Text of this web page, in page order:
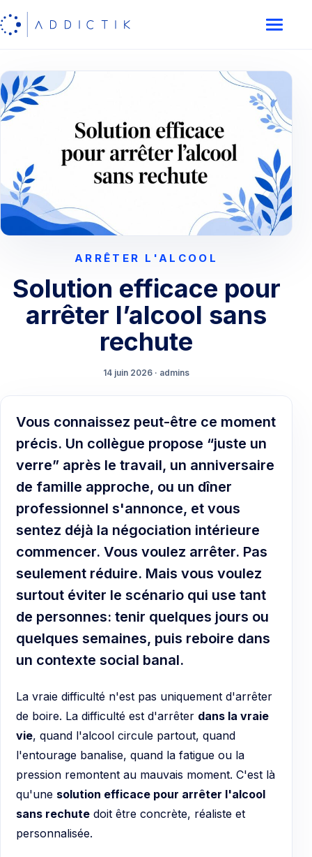
ARRÊTER L'ALCOOL
Solution efficace pour
arrêter l’alcool sans
rechute
14 juin 2026 · admins
Vous connaissez peut-être ce moment
précis. Un collègue propose “juste un
verre” après le travail, un anniversaire
de famille approche, ou un dîner
professionnel s'annonce, et vous
sentez déjà la négociation intérieure
commencer. Vous voulez arrêter. Pas
seulement réduire. Mais vous voulez
surtout éviter le scénario qui use tant
de personnes: tenir quelques jours ou
quelques semaines, puis reboire dans
un contexte social banal.
La vraie difficulté n'est pas uniquement d'arrêter
de boire. La difficulté est d'arrêter dans la vraie
vie, quand l'alcool circule partout, quand
l'entourage banalise, quand la fatigue ou la
pression remontent au mauvais moment. C'est là
qu'une solution efficace pour arrêter l'alcool
sans rechute doit être concrète, réaliste et
personnalisée.